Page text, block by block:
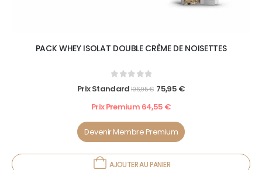
PACK WHEY ISOLAT DOUBLE CRÈME DE NOISETTES
Prix Standard106,95€ 75,95 €
Prix Premium 64,55 €
Devenir Membre Premium
AJOUTER AU PANIER